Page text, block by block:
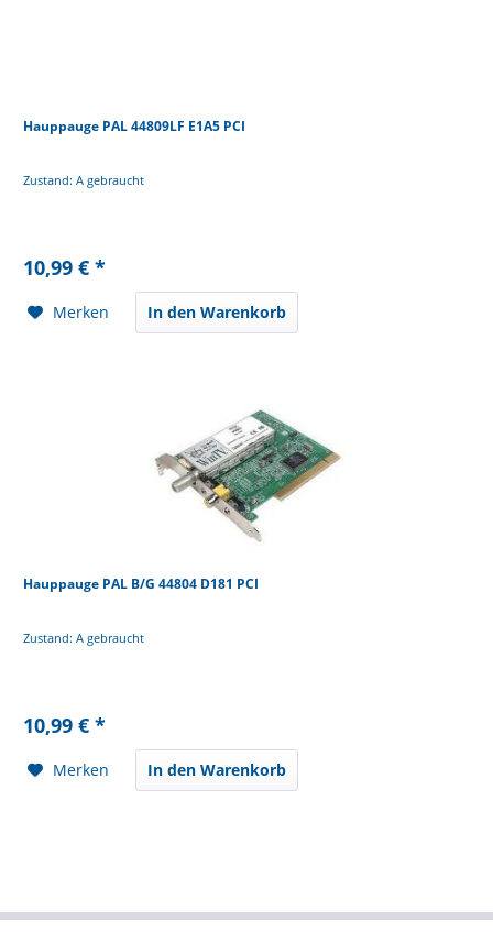
Hauppauge PAL 44809LF E1A5 PCI
Zustand: A gebraucht
10,99 € *
Merken In den Warenkorb
Hauppauge PAL B/G 44804 D181 PCI
Zustand: A gebraucht
10,99 € *
Merken In den Warenkorb